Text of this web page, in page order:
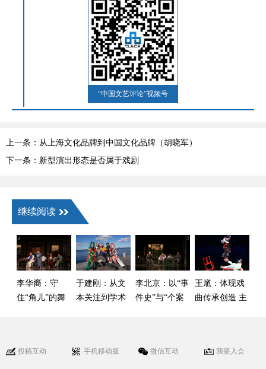
“中国文艺评论”视频号
上一条：从上海文化品牌到中国文化品牌（胡晓军）
下一条：新型演出形态是否属于戏剧
继续阅读
李华裔：守
住“角儿”的舞
于建刚：从文
本关注到学术
李北京：以“事
件史”与“个案
王馗：体现戏
曲传承创造 主
投稿互动 手机移动版 微信互动 我要入会